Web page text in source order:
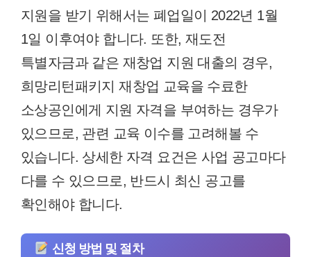
지원을 받기 위해서는 폐업일이 2022년 1월
1일 이후여야 합니다. 또한, 재도전
특별자금과 같은 재창업 지원 대출의 경우,
희망리턴패키지 재창업 교육을 수료한
소상공인에게 지원 자격을 부여하는 경우가
있으므로, 관련 교육 이수를 고려해볼 수
있습니다. 상세한 자격 요건은 사업 공고마다
다를 수 있으므로, 반드시 최신 공고를
확인해야 합니다.
신청 방법 및 절차